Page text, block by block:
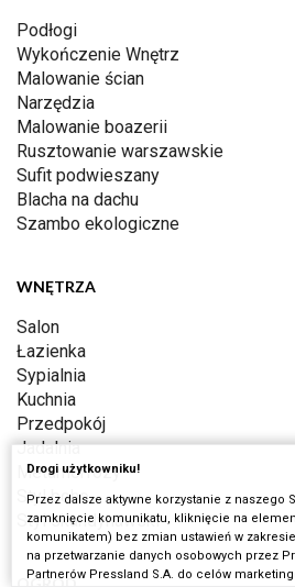
Podłogi
Wykończenie Wnętrz
Malowanie ścian
Narzędzia
Malowanie boazerii
Rusztowanie warszawskie
Sufit podwieszany
Blacha na dachu
Szambo ekologiczne
WNĘTRZA
Salon
Łazienka
Sypialnia
Kuchnia
Przedpokój
Jadalnia
Metamorfozy
Styl boho
Styl skandynawski
OGRÓD
Drogi użytkowniku!
Przez dalsze aktywne korzystanie z naszego
zamknięcie komunikatu, kliknięcie na
komunikatem) bez zmian ustawień w
na przetwarzanie danych osobowych przez
Partnerów Pressland S.A. do celów